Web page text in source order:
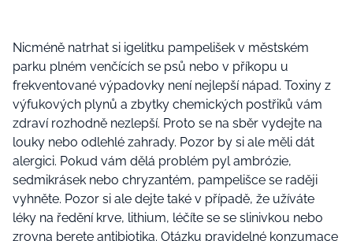
Nicméně natrhat si igelitku pampelišek v městském
parku plném venčících se psů nebo v příkopu u
frekventované výpadovky není nejlepší nápad. Toxiny z
výfukových plynů a zbytky chemických postřiků vám
zdraví rozhodně nezlepší. Proto se na sběr vydejte na
louky nebo odlehlé zahrady. Pozor by si ale měli dát
alergici. Pokud vám dělá problém pyl ambrózie,
sedmikrásek nebo chryzantém, pampelišce se raději
vyhněte. Pozor si ale dejte také v případě, že užíváte
léky na ředění krve, lithium, léčíte se se slinivkou nebo
zrovna berete antibiotika. Otázku pravidelné konzumace